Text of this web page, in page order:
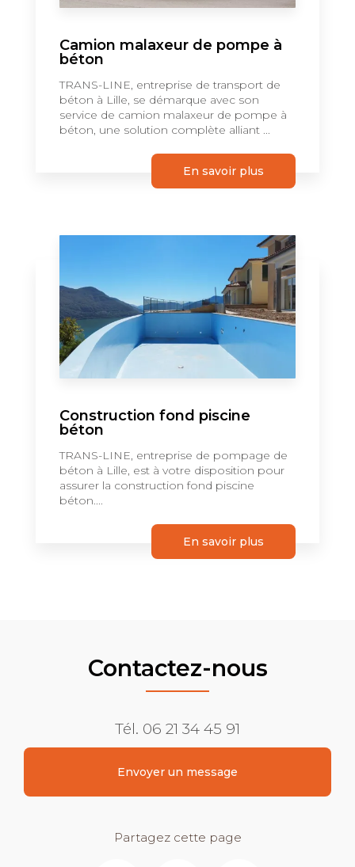
Camion malaxeur de pompe à
béton
TRANS-LINE, entreprise de transport de
béton à Lille, se démarque avec son
service de camion malaxeur de pompe à
béton, une solution complète alliant ...
En savoir plus
Construction fond piscine
béton
TRANS-LINE, entreprise de pompage de
béton à Lille, est à votre disposition pour
assurer la construction fond piscine
béton....
En savoir plus
Contactez-nous
Tél. 06 21 34 45 91
Envoyer un message
Partagez cette page